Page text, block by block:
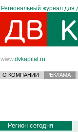
Региональный журнал для
www.dvkapital.ru
О КОМПАНИИ РЕКЛАМА
Регион сегодня